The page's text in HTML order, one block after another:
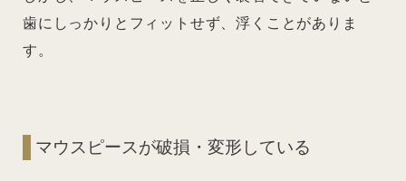
歯にしっかりとフィットせず、浮くことがありま
す。
マウスピースが破損・変形している